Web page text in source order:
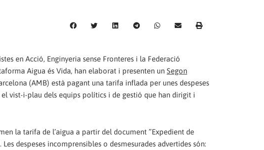
en Acció, Enginyeria sense Fronteres i la Federació
Aigua és Vida, han elaborat i presenten un Segon
(AMB) està pagant una tarifa inflada per unes despeses
vist-i-plau dels equips polítics i de gestió que han dirigit i
la tarifa de l’aigua a partir del document ”Expedient de
despeses incomprensibles o desmesurades advertides són: